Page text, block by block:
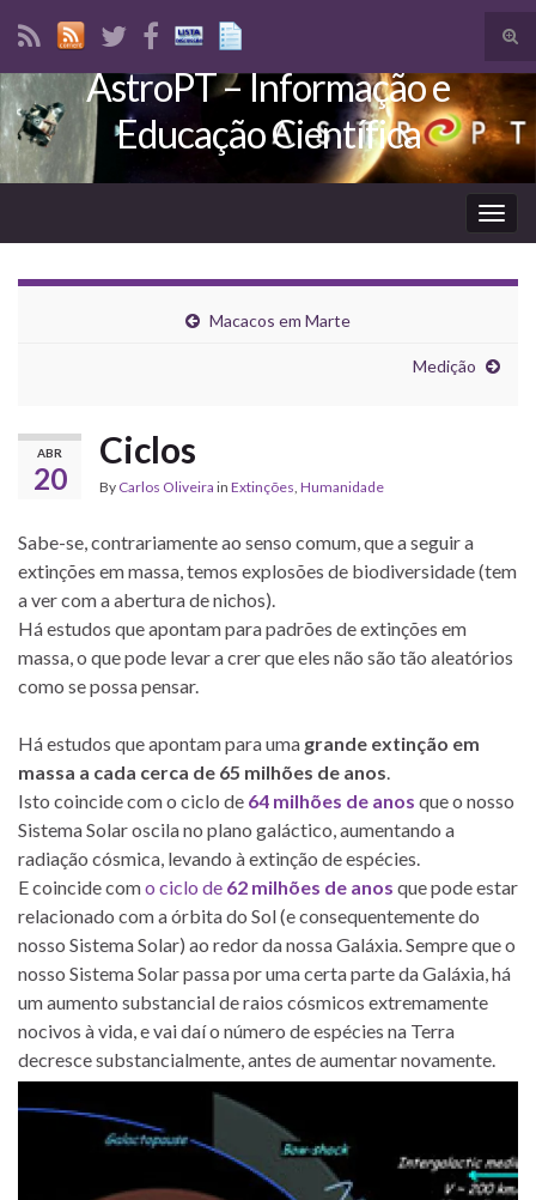
Search for:
AstroPT – Informação e
Educação Científica
Macacos em Marte
Medição
ABR
20
Ciclos
By Carlos Oliveira in Extinções, Humanidade
Sabe-se, contrariamente ao senso comum, que a seguir a
extinções em massa, temos explosões de biodiversidade (tem
a ver com a abertura de nichos).
Há estudos que apontam para padrões de extinções em
massa, o que pode levar a crer que eles não são tão aleatórios
como se possa pensar.
Há estudos que apontam para uma grande extinção em
massa a cada cerca de 65 milhões de anos.
Isto coincide com o ciclo de 64 milhões de anos que o nosso
Sistema Solar oscila no plano galáctico, aumentando a
radiação cósmica, levando à extinção de espécies.
E coincide como ciclo de 62 milhões de anos que pode estar
relacionado com a órbita do Sol (e consequentemente do
nosso Sistema Solar) ao redor da nossa Galáxia. Sempre que o
nosso Sistema Solar passa por uma certa parte da Galáxia, há
um aumento substancial de raios cósmicos extremamente
nocivos à vida, e vai daí o número de espécies na Terra
decresce substancialmente, antes de aumentar novamente.